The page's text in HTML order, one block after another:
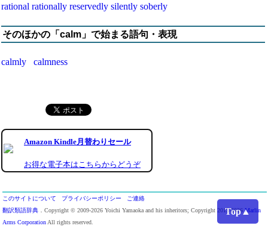
Top▲
rational rationally reservedly silently soberly
そのほかの「calm」で始まる語句・表現
calmly calmness
Amazon Kindle月替わりセール
お得な電子本はこちらからどうぞ
このサイトについて プライバシーポリシー
ご連絡
翻訳類語辞典 ．Copyright © 2009-2026 Yoichi Yamaoka and his inheritors; Copyright 2013-2026 Marlin
Arms Corporation All rights reserved.